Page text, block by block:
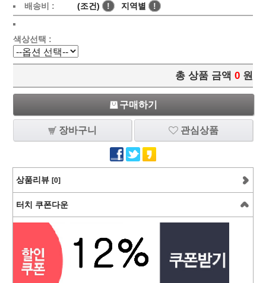
배송비 : (조건) ! 지역별 !
색상선택 :
총 상품 금액 0 원
구매하기
장바구니 관심상품
상품리뷰 [0]
터치 쿠폰다운